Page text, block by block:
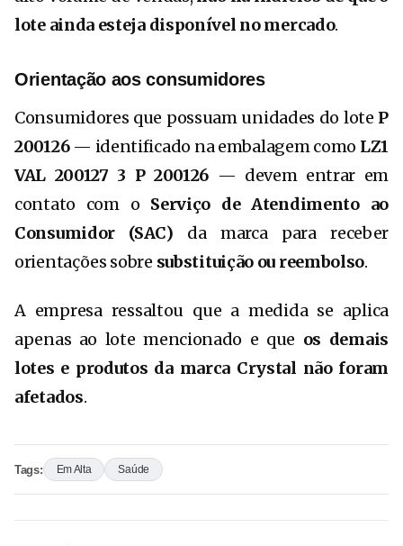
lote ainda esteja disponível no mercado.
Orientação aos consumidores
Consumidores que possuam unidades do lote P
200126— identificado na embalagem como LZ1
VAL 200127 3 P 200126 — devem entrar em
contato com o Serviço de Atendimento ao
Consumidor (SAC) da marca para receber
orientações sobre substituição ou reembolso.
A empresa ressaltou que a medida se aplica
apenas ao lote mencionado e que os demais
lotes e produtos da marca Crystal não foram
afetados.
Tags: Em Alta Saúde